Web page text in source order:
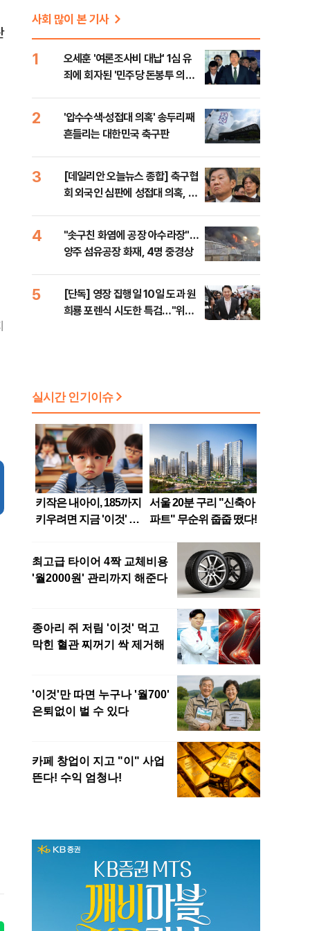
사회 많이 본 기사
1
오세훈 '여론조사비 대납' 1심 유
죄에 회자된 '민주당 돈봉투 의
2
'압수수색·성접대 의혹' 송두리째
흔들리는 대한민국 축구판
3
[데일리안 오늘뉴스 종합] 축구협
회 외국인 심판에 성접대 의혹, 李
이닉스 프리마켓 시초가 논란 재
점화, 김민석 "과반 승리 가능성
99%" 등
4
"솟구친 화염에 공장 아수라장"…
양주 섬유공장 화재, 4명 중경상
5
[단독] 영장 집행일 10일 도과 원
희룡 포렌식 시도한 특검…"위법